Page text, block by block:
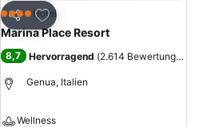
Teilen
Zu Favoriten hinzufügen
4 SterneHotel
Marina Place Resort
8,7 Hervorragend (2.614 Bewertungen
Genua, Italien
Wellness